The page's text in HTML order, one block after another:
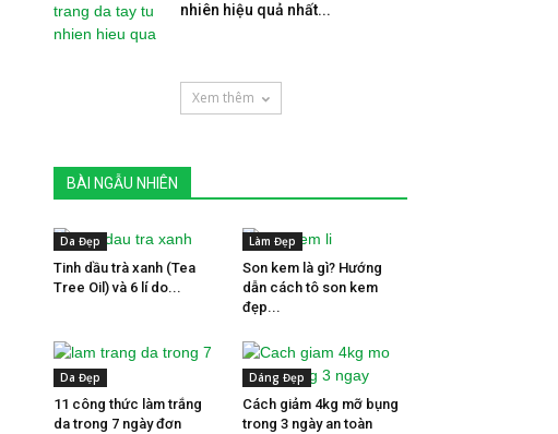
nhiên hiệu quả nhất...
Xem thêm
BÀI NGẪU NHIÊN
Da Đẹp
Tinh dầu trà xanh (Tea
Tree Oil) và 6 lí do...
Làm Đẹp
Son kem là gì? Hướng
dẫn cách tô son kem
đẹp...
Da Đẹp
11 công thức làm trắng
da trong 7 ngày đơn
Dáng Đẹp
Cách giảm 4kg mỡ bụng
trong 3 ngày an toàn